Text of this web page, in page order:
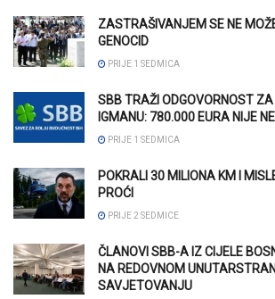
ZASTRAŠIVANJEM SE NE
GENOCID
PRIJE 1 SEDMICA
SBB TRAŽI ODGOVORNOST
IGMANU: 780.000 EURA NIJE
PRIJE 1 SEDMICA
POKRALI 30 MILIONA KM I
PROĆI
PRIJE 2 SEDMICE
ČLANOVI SBB-A IZ CIJELE
NA REDOVNOM
SAVJETOVANJU